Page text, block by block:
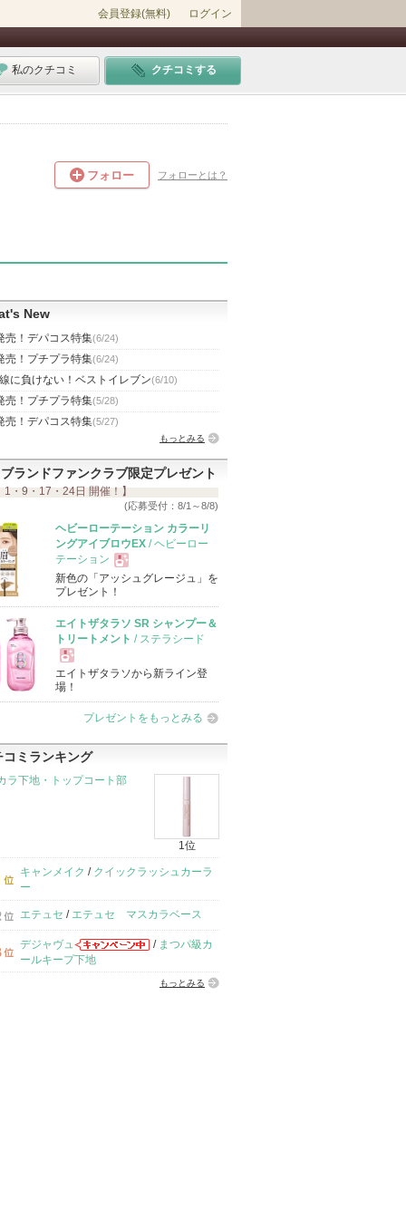
会員登録(無料) ログイン
私のクチコミ クチコミする
フォロー フォローとは？
New
売！デパコス特集(6/24)
売！プチプラ特集(6/24)
に負けない！ベストイレブン(6/10)
売！プチプラ特集(5/28)
売！デパコス特集(5/27)
もっとみる
ブランドファンクラブ限定プレゼント
1・9・17・24日 開催！】
(応募受付：8/1～8/8)
ヘビーローテーション カラーリ
ングアイブロウEX / ヘビーロー
テーション
現
品
新色の「アッシュグレージュ」を
プレゼント！
エイトザタラソ SR シャンプー＆
トリートメント / ステラシード
現
エイトザタラソから新ライン登
場！
プレゼントをもっとみる
コミランキング
ラ下地・トップコート部
1位
キャンメイク / クイックラッシュカーラ
ー
エテュセ / エテュセ マスカラベース
デジャヴュ / まつパ級カ
ールキープ下地
もっとみる